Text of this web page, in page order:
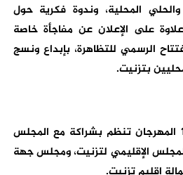
والحلي المحلية، وندوة فكرية حول
على الإعلان عن مفاجأة خاصة
الرسمي للتظاهرة، بإبداع ونسج
بتزنيت.
جدير ذكره أن الدورة الـ 12 المهرجان تنظم بشراكة مع المجلس
الإقليمي لتزنيت، ومجلس جهة